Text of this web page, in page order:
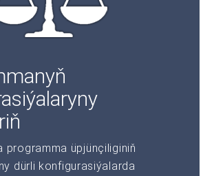
programma üpjünçiliginiň
dürli konfigurasiýalarda